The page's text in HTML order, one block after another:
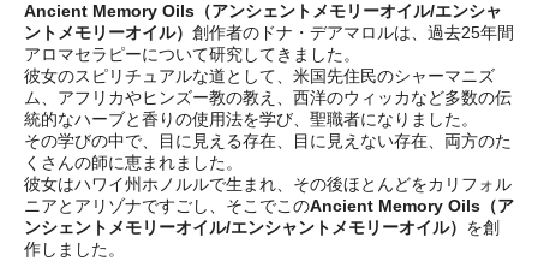
Ancient Memory Oils（アンシェントメモリーオイル/エンシャ
ントメモリーオイル） 創作者のドナ・デアマロルは、過去25年間
アロマセラピーについて研究してきました。
彼女のスピリチュアルな道として、米国先住民のシャーマニズ
ム、アフリカやヒンズー教の教え、西洋のウィッカなど多数の伝
統的なハーブと香りの使用法を学び、聖職者になりました。
その学びの中で、目に見える存在、目に見えない存在、両方のた
くさんの師に恵まれました。
彼女はハワイ州ホノルルで生まれ、その後ほとんどをカリフォル
ニアとアリゾナですごし、そこでこのAncient Memory Oils（ア
ンシェントメモリーオイル/エンシャントメモリーオイル） を創
作しました。